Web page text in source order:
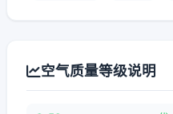
空气质量等级说明